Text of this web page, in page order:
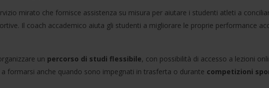
mirato che fornisce assistenza su misura per aiutare i studenti atleti a
Il coach accademico aiuta gli studenti a migliorare le proprie performance
un percorso di studi flessibile, con possibilità di accesso a lezioni
a formarsi anche quando sono impegnati in trasferta o durante competizioni